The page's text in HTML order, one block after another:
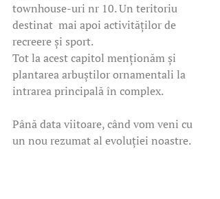
townhouse-uri nr 10. Un teritoriu
destinat  mai apoi activităților de
recreere și sport.
Tot la acest capitol menționăm și
plantarea arbuștilor ornamentali la
intrarea principală în complex.
Până data viitoare, când vom veni cu
un nou rezumat al evoluției noastre.